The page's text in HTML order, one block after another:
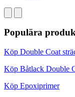
Populära
Köp Double Coat
Köp Båtlack Double
Köp Epoxiprimer